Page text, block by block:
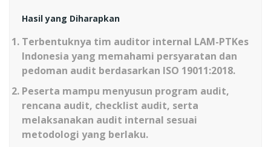
Hasil yang Diharapkan
Terbentuknya tim auditor internal LAM-PTKes
Indonesia yang memahami persyaratan dan
pedoman audit berdasarkan ISO 19011:2018.
Peserta mampu menyusun program audit,
rencana audit, checklist audit, serta
melaksanakan audit internal sesuai
metodologi yang berlaku.